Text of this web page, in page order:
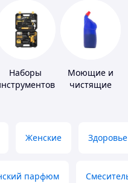
Наборы
Моющие и
чистящие
Женские Здоровье
парфюм